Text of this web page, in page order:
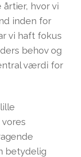
hvor vi
inden for
vi haft fokus
behov og
værdi for
betydelig